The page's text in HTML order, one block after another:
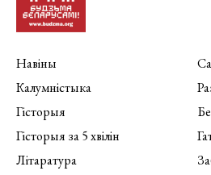
Навіны
Калумністыка
Гісторыя
Гісторыя за 5 хвілін
Літаратура